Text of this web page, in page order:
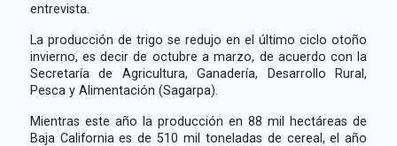
entrevista.
La producción de trigo se redujo en el último ciclo otoño
invierno, es decir de octubre a marzo, de acuerdo con la
Secretaría de Agricultura, Ganadería, Desarrollo Rural,
Pesca y Alimentación (Sagarpa).
Mientras este año la producción en 88 mil hectáreas de
Baja California es de 510 mil toneladas de cereal, el año